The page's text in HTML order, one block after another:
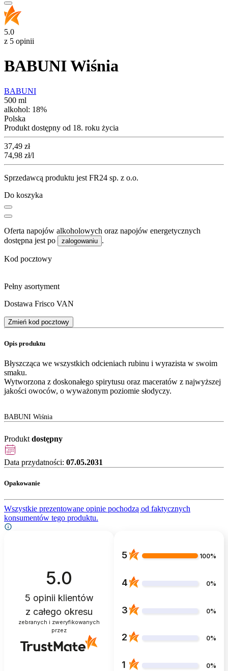
5.0
z 5 opinii
BABUNI Wiśnia
BABUNI
500 ml
alkohol: 18%
Polska
Produkt dostępny od 18. roku życia
Cena
37,49 zł
74,98 zł/l
Sprzedawcą produktu jest FR24 sp. z o.o.
Do koszyka
Oferta napojów alkoholowych oraz napojów energetycznych
dostępna jest po
zalogowaniu .
Kod pocztowy
Pełny asortyment
Dostawa Frisco VAN
Zmień kod pocztowy
Opis produktu
Błyszcząca we wszystkich odcieniach rubinu i wyrazista w swoim
smaku.
Wytworzona z doskonałego spirytusu oraz maceratów z najwyższej
jakości owoców, o wyważonym poziomie słodyczy.
BABUNI Wiśnia
Produkt dostępny
Data przydatności: 07.05.2031
Opakowanie
Wszystkie prezentowane opinie pochodzą od faktycznych
konsumentów tego produktu.
5.0
5 opinii klientów
z całego okresu
zebranych i zweryfikowanych
przez
5 100%
4 0%
3 0%
2 0%
1 0%